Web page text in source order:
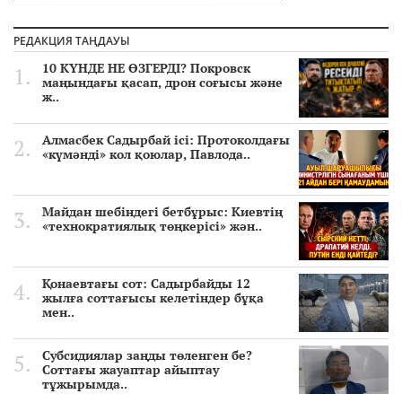
РЕДАКЦИЯ ТАҢДАУЫ
10 КҮНДЕ НЕ ӨЗГЕРДІ? Покровск
маңындағы қасап, дрон соғысы және
ж..
Алмасбек Садырбай ісі: Протоколдағы
«күмәнді» кол қоюлар, Павлода..
Майдан шебіндегі бетбұрыс: Киевтің
«технократиялық төңкерісі» жән..
Қонаевтағы сот: Садырбайды 12
жылға соттағысы келетіндер бұқа
мен..
Субсидиялар заңды төленген бе?
Соттағы жауаптар айыптау
тұжырымда..